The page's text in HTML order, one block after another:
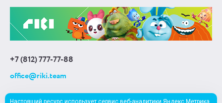
+7 (812) 777-77-88
office@riki.team
Настоящий ресурс использует сервис веб-аналитики Яндекс Метрика,